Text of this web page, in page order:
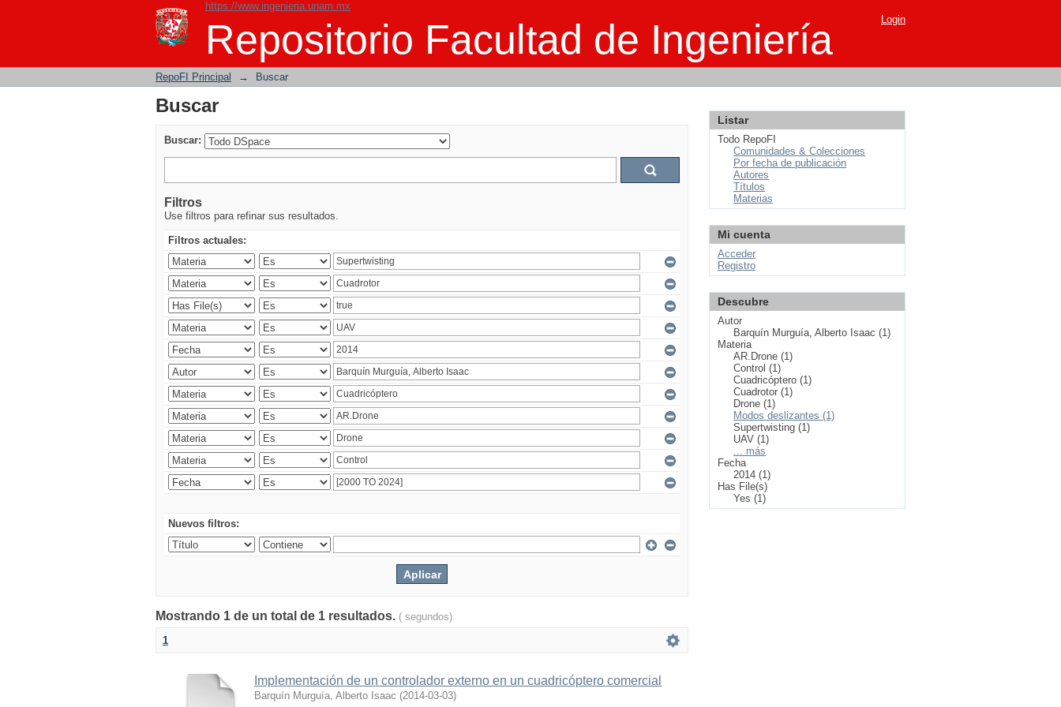
https://www.ingenieria.unam.mx
Repositorio Facultad de Ingeniería
Buscar Login
RepoFI Principal → Buscar
Buscar
Buscar:
Filtros
Use filtros para refinar sus resultados.
Filtros actuales:
Nuevos filtros:
Mostrando 1 de un total de 1 resultados. ( segundos)
1
Implementación de un controlador externo en un cuadricóptero comercial
Barquín Murguía, Alberto Isaac (2014-03-03)
Listar
Todo RepoFI
Comunidades & Colecciones
Por fecha de publicación
Autores
Títulos
Materias
Mi cuenta
Acceder
Registro
Descubre
Autor
Barquín Murguía, Alberto Isaac (1)
Materia
AR.Drone (1)
Control (1)
Cuadricóptero (1)
Cuadrotor (1)
Drone (1)
Modos deslizantes (1)
Supertwisting (1)
UAV (1)
... más
Fecha
2014 (1)
Has File(s)
Yes (1)